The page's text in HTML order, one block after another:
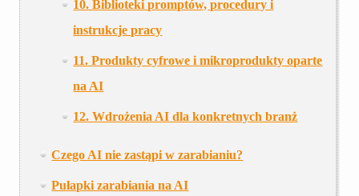
10. Biblioteki promptów, procedury i
instrukcje pracy
11. Produkty cyfrowe i mikroprodukty oparte
na AI
12. Wdrożenia AI dla konkretnych branż
Czego AI nie zastąpi w zarabianiu?
Pułapki zarabiania na AI